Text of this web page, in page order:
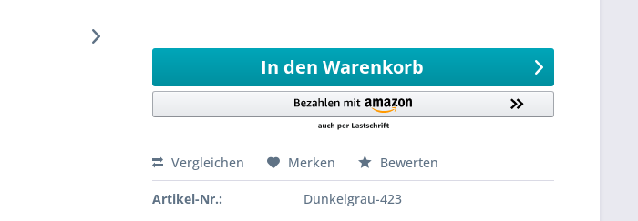
In den Warenkorb
Vergleichen Merken Bewerten
Artikel-Nr.: Dunkelgrau-423